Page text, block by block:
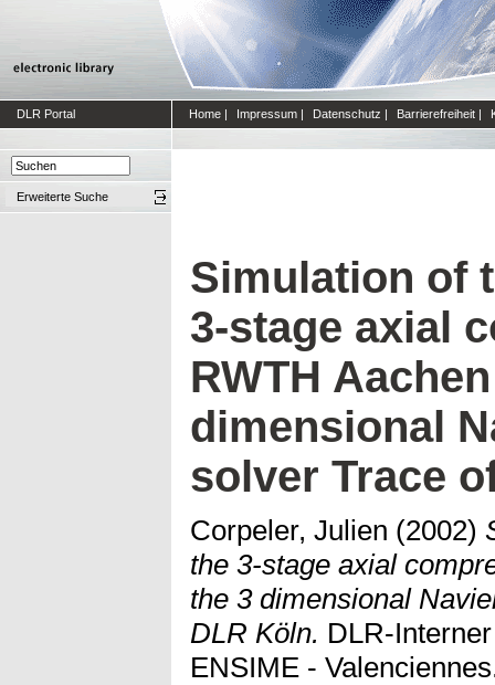
DLR Portal Home | Impressum | Datenschutz | Barrierefreiheit |
Erweiterte Suche
Simulation of
3-stage axial
RWTH
dimensional
solver Trace
Corpeler, Julien (2002)
the 3-stage axial
the 3 dimensional
DLR Köln. DLR-
ENSIME -